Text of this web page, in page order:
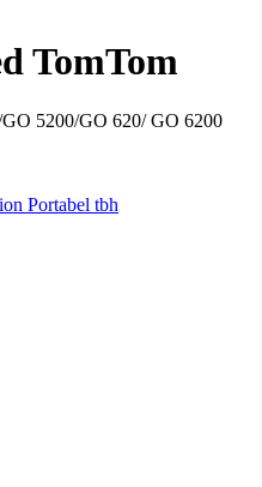
TomTom
5200/GO 620/ GO 6200
Portabel tbh